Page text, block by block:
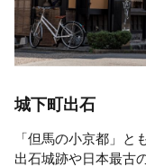
城下町出石
「但馬の小京都」と
出石城跡や日本最古